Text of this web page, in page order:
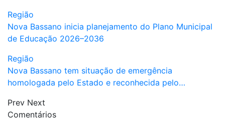
Região
Nova Bassano inicia planejamento do Plano Municipal
de Educação 2026–2036
Região
Nova Bassano tem situação de emergência
homologada pelo Estado e reconhecida pelo…
Prev Next
Comentários